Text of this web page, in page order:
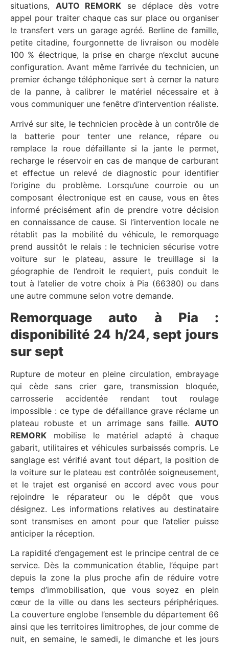
situations, AUTO REMORK se déplace dès votre
appel pour traiter chaque cas sur place ou organiser
le transfert vers un garage agréé. Berline de famille,
petite citadine, fourgonnette de livraison ou modèle
100 % électrique, la prise en charge n’exclut aucune
configuration. Avant même l’arrivée du technicien, un
premier échange téléphonique sert à cerner la nature
de la panne, à calibrer le matériel nécessaire et à
vous communiquer une fenêtre d’intervention réaliste.
Arrivé sur site, le technicien procède à un contrôle de
la batterie pour tenter une relance, répare ou
remplace la roue défaillante si la jante le permet,
recharge le réservoir en cas de manque de carburant
et effectue un relevé de diagnostic pour identifier
l’origine du problème. Lorsqu’une courroie ou un
composant électronique est en cause, vous en êtes
informé précisément afin de prendre votre décision
en connaissance de cause. Si l’intervention locale ne
rétablit pas la mobilité du véhicule, le remorquage
prend aussitôt le relais : le technicien sécurise votre
voiture sur le plateau, assure le treuillage si la
géographie de l’endroit le requiert, puis conduit le
tout à l’atelier de votre choix à Pia (66380) ou dans
une autre commune selon votre demande.
Remorquage auto à Pia :
disponibilité 24 h/24, sept jours
sur sept
Rupture de moteur en pleine circulation, embrayage
qui cède sans crier gare, transmission bloquée,
carrosserie accidentée rendant tout roulage
impossible : ce type de défaillance grave réclame un
plateau robuste et un arrimage sans faille. AUTO
REMORK mobilise le matériel adapté à chaque
gabarit, utilitaires et véhicules surbaissés compris. Le
sanglage est vérifié avant tout départ, la position de
la voiture sur le plateau est contrôlée soigneusement,
et le trajet est organisé en accord avec vous pour
rejoindre le réparateur ou le dépôt que vous
désignez. Les informations relatives au destinataire
sont transmises en amont pour que l’atelier puisse
anticiper la réception.
La rapidité d’engagement est le principe central de ce
service. Dès la communication établie, l’équipe part
depuis la zone la plus proche afin de réduire votre
temps d’immobilisation, que vous soyez en plein
cœur de la ville ou dans les secteurs périphériques.
La couverture englobe l’ensemble du département 66
ainsi que les territoires limitrophes, de jour comme de
nuit, en semaine, le samedi, le dimanche et les jours